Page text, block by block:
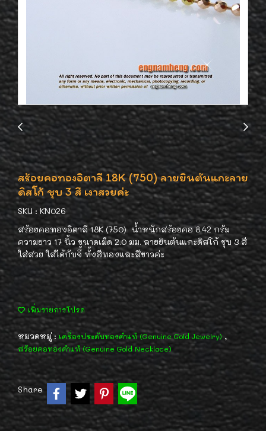
สร้อยคอทองอิตาลี 18K (750) ลายยินตันแกะลาย
ดิสโก้ ชุบ 3 สี เงาสวยค่ะ
SKU : KN026
สร้อยคอทองอิตาลี 18K (750) น้ำหนักสร้อยคอ 8.42 กรัม
ความยาว 17 นิ้ว ขนาดเม็ด 2.0 มม. ลายยินตันแกะดิสโก้ ชุบ 3 สี
ใส่สวย ใส่ได้กับจี้ ทั้งสีทองและสีขาวค่ะ
เพิ่มรายการโปรด
หมวดหมู่ : เครื่องประดับทองคำแท้ (Genuine Gold Jewelry) ,
สร้อยคอทองคำแท้ (Genuine Gold Necklace)
Share